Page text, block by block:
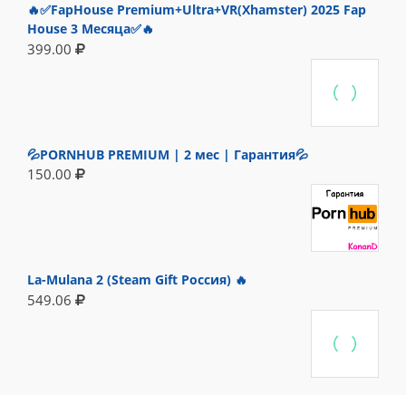
🔥✅FapHouse Premium+Ultra+VR(Xhamster) 2025 Fap
House 3 Месяца✅🔥
399.00
💦PORNHUB PREMIUM | 2 мес | Гарантия💦
150.00
La-Mulana 2 (Steam Gift Россия) 🔥
549.06